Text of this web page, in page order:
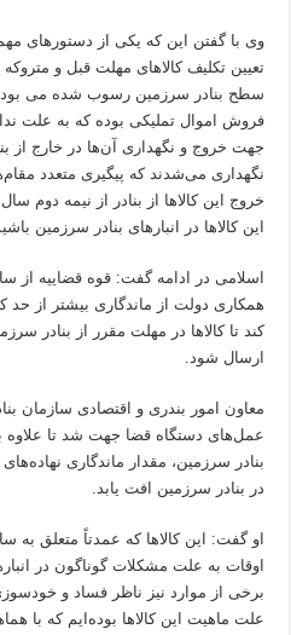
وی با گفتن این که یکی از دستورهای
تعیین تکلیف کالاهای مهلت قبل و متروکه
سطح بنادر سرزمین رسوب شده می بود
فروش اموال تملیکی بوده که به علت
جهت خروج و نگهداری آن‌ها در خارج از
نگهداری می‌شدند که پیگیری متعدد
این کالاها در انبارهای بنادر سرزمین
اسلامی در ادامه گفت: قوه قضاییه از
همکاری دولت از ماندگاری بیشتر از حد
کند تا کالاها در مهلت مقرر از بنادر
ارسال شود.
معاون امور بندری و اقتصادی سازمان
عمل‌های دستگاه قضا جهت شد تا علاوه
بنادر سرزمین، مقدار ماندگاری
در بنادر سرزمین افت یابد.
او گفت: این کالاها که عمدتاً متعلق
اوقات به علت مشکلات گوناگون در
برخی از موارد نیز ناظر فساد و خودسوزی
علت ماهیت این کالاها بوده‌ایم که با